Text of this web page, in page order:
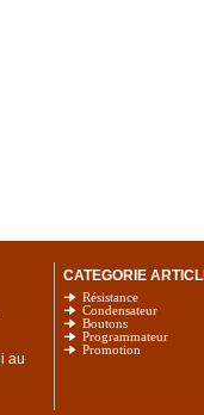
au
CATEGORIE
Résistance
Condensateur
Boutons
Programmateur
Promotion